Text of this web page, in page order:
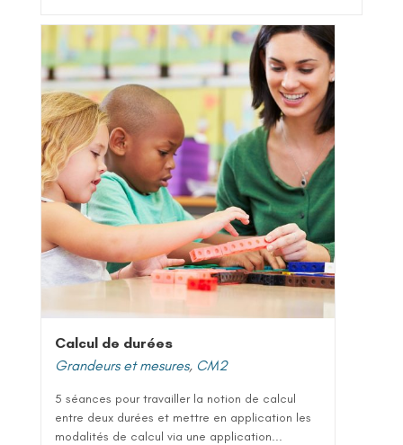
Calcul de durées
Grandeurs et mesures, CM2
5 séances pour travailler la notion de calcul
entre deux durées et mettre en application les
modalités de calcul via une application...